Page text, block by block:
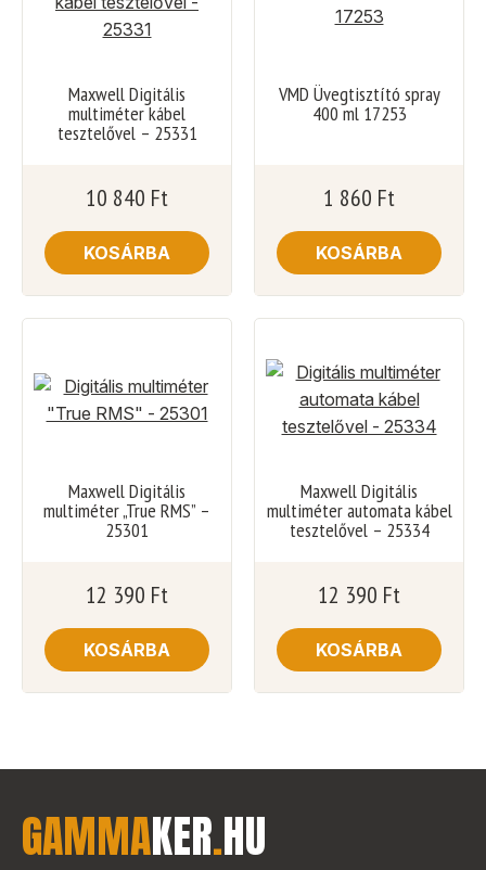
Maxwell Digitális
multiméter kábel
tesztelővel – 25331
10 840 Ft
KOSÁRBA
VMD Üvegtisztító spray
400 ml 17253
1 860 Ft
KOSÁRBA
Maxwell Digitális
multiméter „True RMS” –
25301
12 390 Ft
KOSÁRBA
Maxwell Digitális
multiméter automata kábel
tesztelővel – 25334
12 390 Ft
KOSÁRBA
GAMMAKER.HU